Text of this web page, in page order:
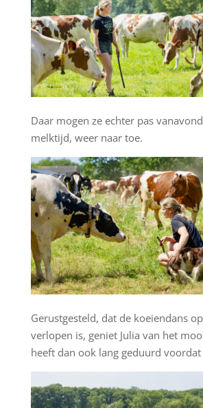
Daar mogen ze echter pas
melktijd, weer naar toe.
Gerustgesteld, dat de koeiendans
verlopen is, geniet Julia van het
heeft dan ook lang geduurd